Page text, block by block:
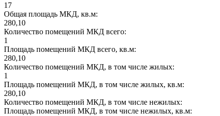
17
Общая площадь МКД, кв.м:
280,10
Количество помещений МКД всего:
1
Площадь помещений МКД всего, кв.м:
280,10
Количество помещений МКД, в том числе жилых:
1
Площадь помещений МКД, в том числе жилых, кв.м:
280,10
Количество помещений МКД, в том числе нежилых:
Площадь помещений МКД, в том числе нежилых, кв.м: